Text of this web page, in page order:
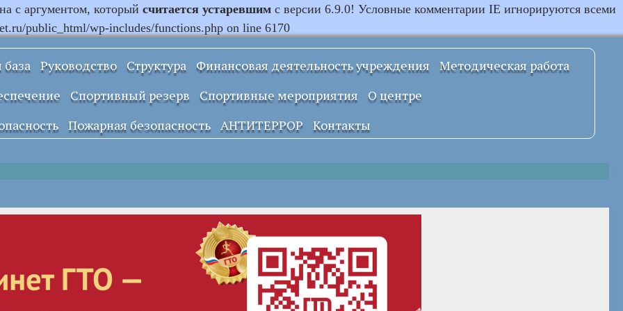
с аргументом, который считается устаревшим с версии 6.9.0! Условные комментарии IE игнорируются всеми
public_html/wp-includes/functions.php on line 6170
Руководство Структура
Финансовая деятельность учреждения
Информация о
закупках и заказах
Методическая работа
Спортивный резерв Спортивные мероприятия
О центре
УСТАВ
Пожарная безопасность АНТИТЕРРОР Контакты